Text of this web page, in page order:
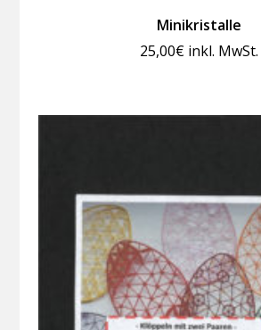
Minikristalle
25,00€ inkl. MwSt.